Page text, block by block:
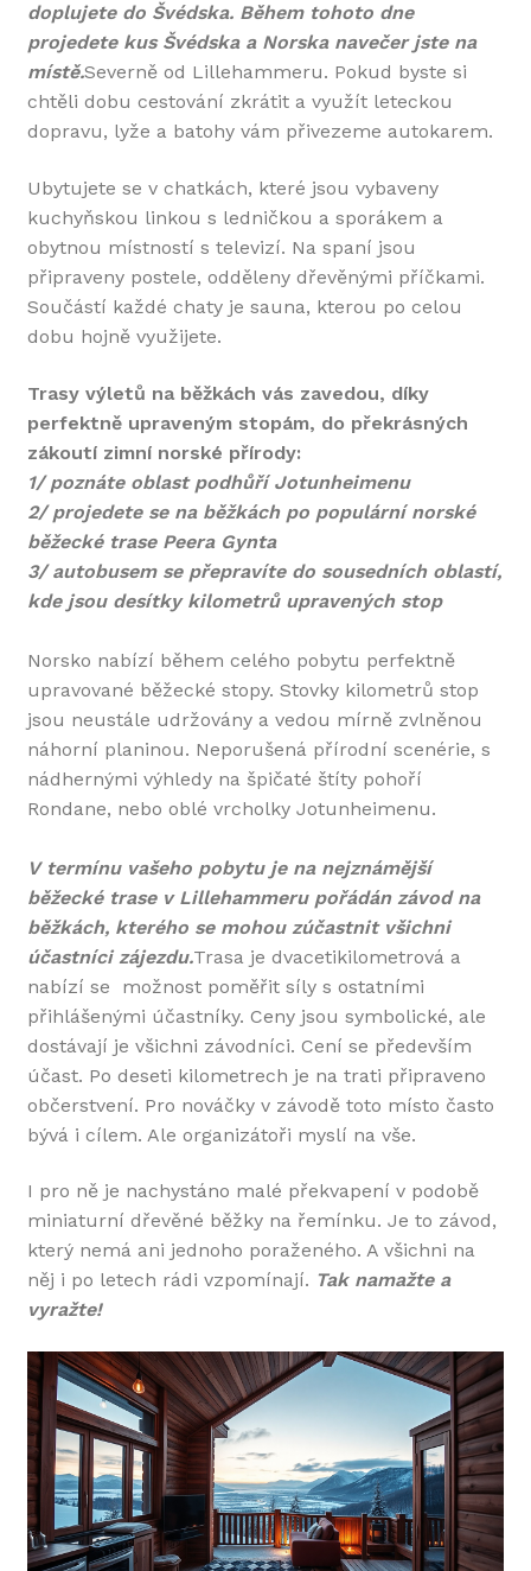
doplujete do Švédska. Během tohoto dne
projedete kus Švédska a Norska navečer jste na
místě.Severně od Lillehammeru. Pokud byste si
chtěli dobu cestování zkrátit a využít leteckou
dopravu, lyže a batohy vám přivezeme autokarem.
Ubytujete se v chatkách, které jsou vybaveny
kuchyňskou linkou s ledničkou a sporákem a
obytnou místností s televizí. Na spaní jsou
připraveny postele, odděleny dřevěnými příčkami.
Součástí každé chaty je sauna, kterou po celou
dobu hojně využijete.
Trasy výletů na běžkách vás zavedou, díky
perfektně upraveným stopám, do překrásných
zákoutí zimní norské přírody:
1/ poznáte oblast podhůří Jotunheimenu
2/ projedete se na běžkách po populární norské
běžecké trase Peera Gynta
3/ autobusem se přepravíte do sousedních oblastí,
kde jsou desítky kilometrů upravených stop
Norsko nabízí během celého pobytu perfektně
upravované běžecké stopy. Stovky kilometrů stop
jsou neustále udržovány a vedou mírně zvlněnou
náhorní planinou. Neporušená přírodní scenérie, s
nádhernými výhledy na špičaté štíty pohoří
Rondane, nebo oblé vrcholky Jotunheimenu.
V termínu vašeho pobytu je na nejznámější
běžecké trase v Lillehammeru pořádán závod na
běžkách, kterého se mohou zúčastnit všichni
účastníci zájezdu.Trasa je dvacetikilometrová a
nabízí se možnost poměřit síly s ostatními
přihlášenými účastníky. Ceny jsou symbolické, ale
dostávají je všichni závodníci. Cení se především
účast. Po deseti kilometrech je na trati připraveno
občerstvení. Pro nováčky v závodě toto místo často
bývá i cílem. Ale organizátoři myslí na vše.
I pro ně je nachystáno malé překvapení v podobě
miniaturní dřevěné běžky na řemínku. Je to závod,
který nemá ani jednoho poraženého. A všichni na
něj i po letech rádi vzpomínají. Tak namažte a
vyražte!